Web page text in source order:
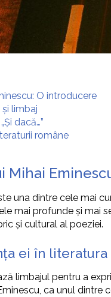
O introducere
și limbaj
dacă…”
române
Mihai
una dintre cele
mai profunde și mai
și cultural al poeziei.
ei în literatura
limbajul pentru a
ca unul